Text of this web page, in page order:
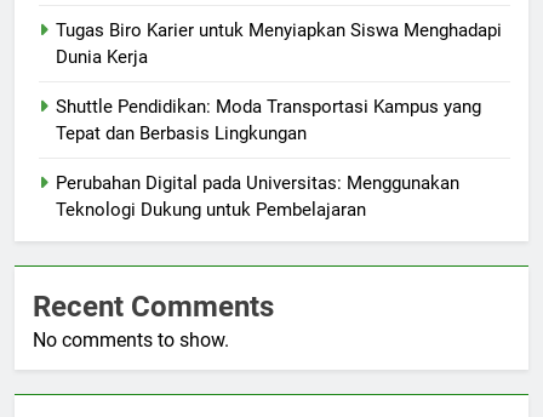
Tugas Biro Karier untuk Menyiapkan Siswa Menghadapi
Dunia Kerja
Shuttle Pendidikan: Moda Transportasi Kampus yang
Tepat dan Berbasis Lingkungan
Perubahan Digital pada Universitas: Menggunakan
Teknologi Dukung untuk Pembelajaran
Recent Comments
No comments to show.